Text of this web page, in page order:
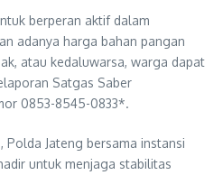
berperan aktif dalam
adanya harga bahan pangan
atau kedaluwarsa, warga dapat
Satgas Saber
0853-8545-0833*.
Jateng bersama instansi
untuk menjaga stabilitas